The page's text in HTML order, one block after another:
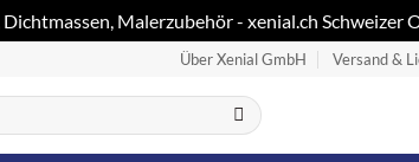
Malerzubehör - xenial.ch
Über Xenial GmbH Versand &